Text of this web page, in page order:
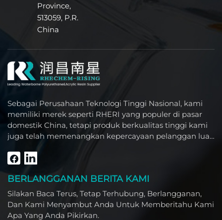
Province,
513059, P.R.
China
Sebagai Perusahaan Teknologi Tinggi Nasional, kami
memiliki merek seperti RHERI yang populer di pasar
domestik China, tetapi produk berkualitas tinggi kami
juga telah memenangkan kepercayaan pelanggan luar
negeri seperti Asia Tenggara, Timur Tengah, Amerika
Selatan, Afrika, dan Amerika Utara.
BERLANGGANAN BERITA KAMI
Silakan Baca Terus, Tetap Terhubung, Berlangganan,
Dan Kami Menyambut Anda Untuk Memberitahu Kami
Apa Yang Anda Pikirkan.